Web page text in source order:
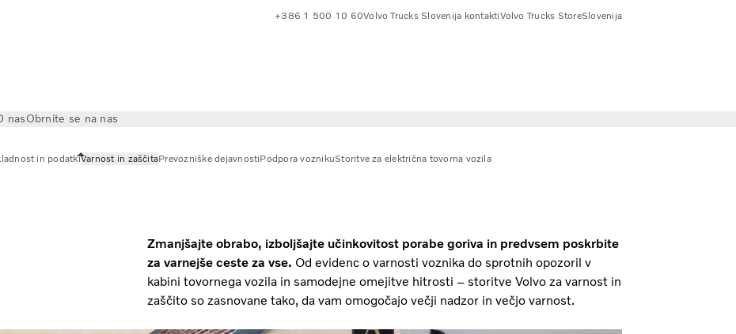
+386 1 500 10 60Volvo Trucks Slovenija kontaktiVolvo Trucks StoreSlovenija
nasObrnite se na nas
in podatkiVarnost in zaščitaPrevozniške dejavnostiPodpora voznikuStoritve za električna tovorna vozila
Zmanjšajte obrabo, izboljšajte učinkovitost porabe goriva in predvsem poskrbite
za varnejše ceste za vse. Od evidenc o varnosti voznika do sprotnih opozoril v
kabini tovornega vozila in samodejne omejitve hitrosti – storitve Volvo za varnost in
zaščito so zasnovane tako, da vam omogočajo večji nadzor in večjo varnost.